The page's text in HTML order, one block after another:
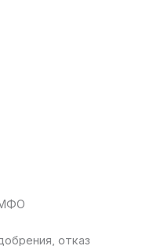
МФО
отказ